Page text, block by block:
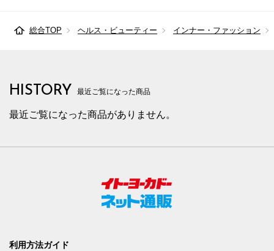
総合TOP ヘルス・ビューティー インナー・ファッション
HISTORY 最近ご覧になった商品
最近ご覧になった商品がありません。
利用方法ガイド